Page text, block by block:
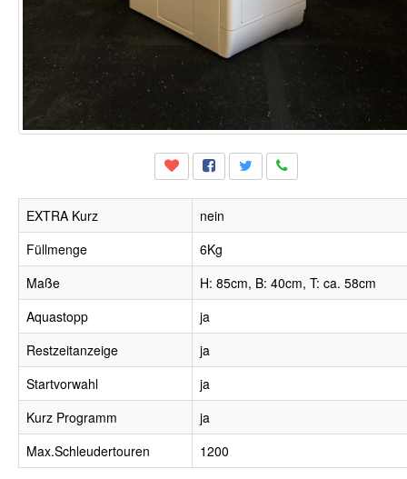
EXTRA Kurz
nein
Füllmenge
6Kg
Maße
H: 85cm, B: 40cm, T: ca. 58cm
Aquastopp
ja
Restzeitanzeige
ja
Startvorwahl
ja
Kurz Programm
ja
Max.Schleudertouren
1200